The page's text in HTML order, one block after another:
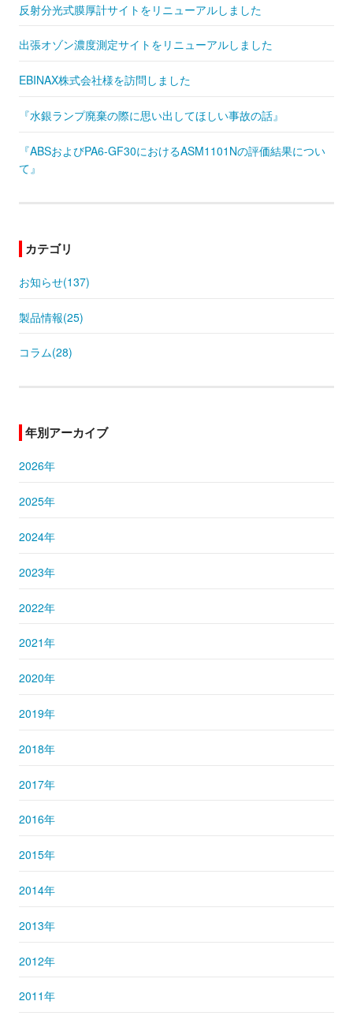
反射分光式膜厚計サイトをリニューアルしました
出張オゾン濃度測定サイトをリニューアルしました
EBINAX株式会社様を訪問しました
『水銀ランプ廃棄の際に思い出してほしい事故の話』
『ABSおよびPA6-GF30におけるASM1101Nの評価結果につい
て』
カテゴリ
お知らせ(137)
製品情報(25)
コラム(28)
年別アーカイブ
2026年
2025年
2024年
2023年
2022年
2021年
2020年
2019年
2018年
2017年
2016年
2015年
2014年
2013年
2012年
2011年